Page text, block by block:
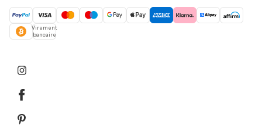
Virement
bancaire